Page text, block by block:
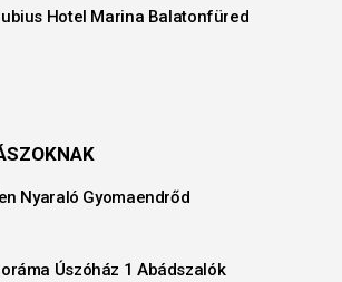
Hotel Marina Balatonfüred
Nyaraló Gyomaendrőd
Úszóház 1 Abádszalók